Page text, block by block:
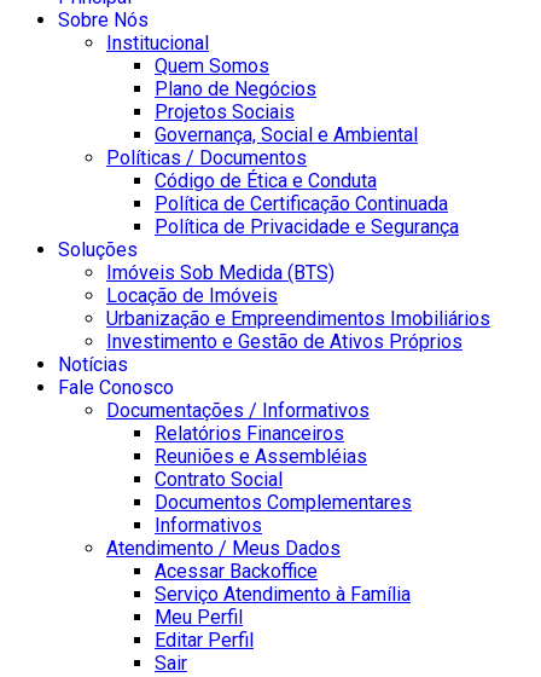
Sobre Nós
Institucional
Quem Somos
Plano de Negócios
Projetos Sociais
Governança, Social e Ambiental
Políticas / Documentos
Código de Ética e Conduta
Política de Certificação Continuada
Política de Privacidade e Segurança
Soluções
Imóveis Sob Medida (BTS)
Locação de Imóveis
Urbanização e Empreendimentos Imobiliários
Investimento e Gestão de Ativos Próprios
Notícias
Fale Conosco
Documentações / Informativos
Relatórios Financeiros
Reuniões e Assembléias
Contrato Social
Documentos Complementares
Informativos
Atendimento / Meus Dados
Acessar Backoffice
Serviço Atendimento à Família
Meu Perfil
Editar Perfil
Sair